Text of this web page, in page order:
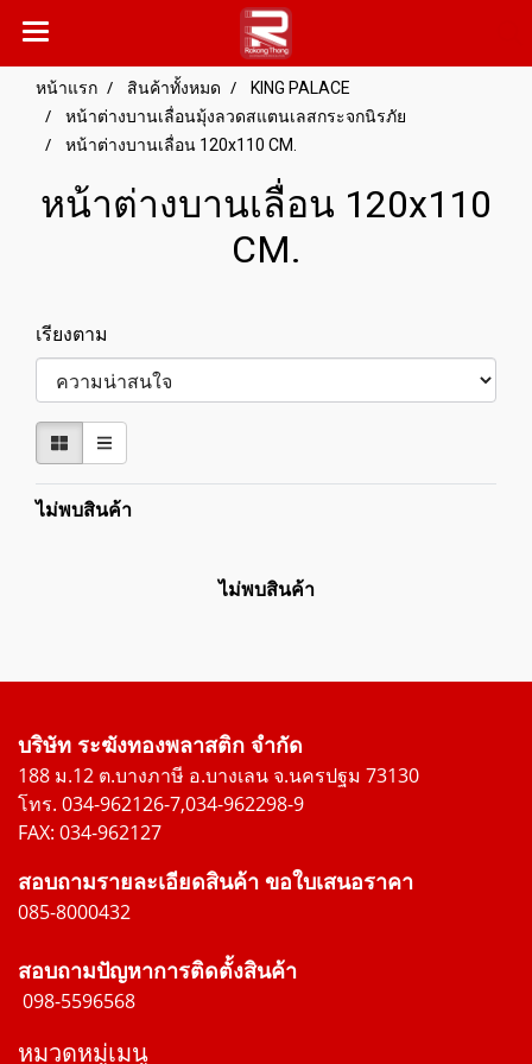
หน้าแรก สินค้าทั้งหมด
KING PALACE
หน้าต่างบานเลื่อนมุ้งลวดสแตนเลสกระจกนิรภัย
หน้าต่างบานเลื่อน 120x110 CM.
หน้าต่างบานเลื่อน 120x110
CM.
เรียงตาม
ไม่พบสินค้า
ไม่พบสินค้า
บริษัท ระฆังทองพลาสติก จำกัด
188 ม.12 ต.บางภาษี อ.บางเลน จ.นครปฐม 73130
โทร. 034-962126-7,034-962298-9
FAX: 034-962127
สอบถามรายละเอียดสินค้า ขอใบเสนอราคา
085-8000432
สอบถามปัญหาการติดตั้งสินค้า
098-5596568
หมวดหมู่เมนู